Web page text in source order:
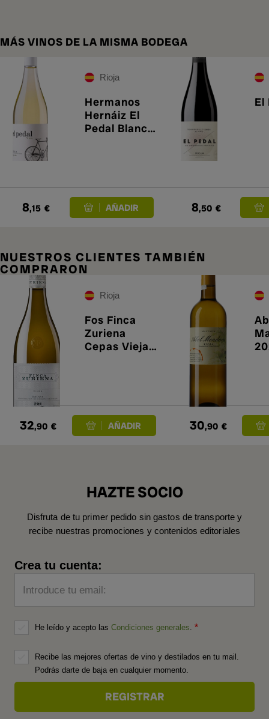
MÁS VINOS DE LA MISMA BODEGA
Rioja
Hermanos
Hernáiz El
Pedal Blanco
8,15 €
El
8,50 €
NUESTROS CLIENTES TAMBIÉN
COMPRARON
Rioja
Fos Finca
Zuriena
Cepas Viejas
32,90 € 30,90 €
HAZTE SOCIO
Disfruta de tu primer pedido sin gastos de transporte y
recibe nuestras promociones y contenidos editoriales
Crea tu cuenta:
Introduce tu email:
He leído y acepto las Condiciones generales
Recibe las mejores ofertas de vino y destilados en tu mail.
Podrás darte de baja en cualquier momento.